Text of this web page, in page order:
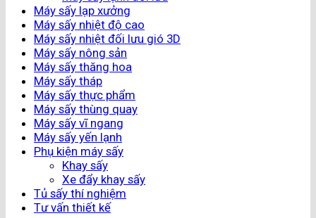
Máy sấy lạp xưởng
Máy sấy nhiệt độ cao
Máy sấy nhiệt đối lưu gió 3D
Máy sấy nông sản
Máy sấy thăng hoa
Máy sấy tháp
Máy sấy thực phẩm
Máy sấy thùng quay
Máy sấy vĩ ngang
Máy sấy yến lạnh
Phụ kiện máy sấy
Khay sấy
Xe đẩy khay sấy
Tủ sấy thí nghiệm
Tư vấn thiết kế